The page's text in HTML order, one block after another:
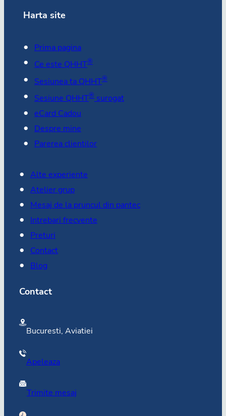
Harta site
Prima pagina
Ce este QHHT®
Sesiunea ta QHHT®
Sesiune QHHT® surogat
eCard Cadou
Despre mine
Parerea clientilor
Alte experiente
Atelier grup
Mesaj de la pruncul din pantec
Intrebari frecvente
Preturi
Contact
Blog
Contact
Bucuresti, Aviatiei
Apeleaza
Trimite mesaj